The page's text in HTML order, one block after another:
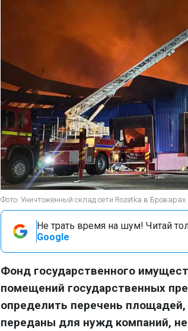
Фото: Уничтоженный склад сети Rozetka в
Не трать время на шум! Читай
Google
Фонд государственного
помещений государственных
определить перечень
переданы для нужд компаний,